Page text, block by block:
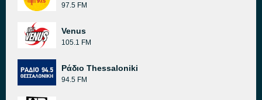
97.5 FM
Venus
105.1 FM
Ράδιο Thessaloniki
94.5 FM